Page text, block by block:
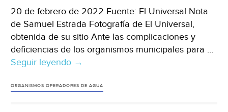
20 de febrero de 2022 Fuente: El Universal Nota
de Samuel Estrada Fotografía de El Universal,
obtenida de su sitio Ante las complicaciones y
deficiencias de los organismos municipales para …
Seguir leyendo San
Potosí-
→
ORGANISMOS OPERADORES DE AGUA